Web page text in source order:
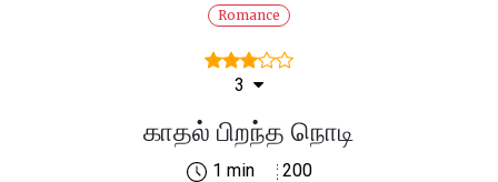
Romance
3
காதல் பிறந்த நொடி
1 min 200